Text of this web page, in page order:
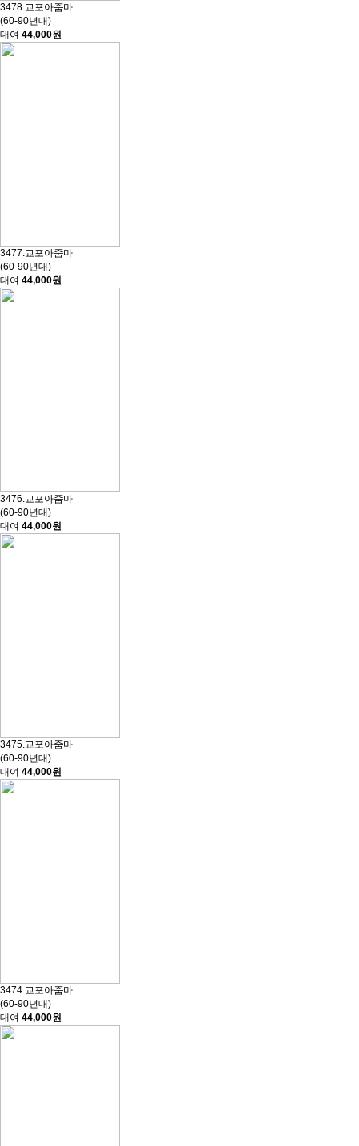
3478.교포아줌마
(60-90년대)
대여 44,000원
3477.교포아줌마
(60-90년대)
대여 44,000원
3476.교포아줌마
(60-90년대)
대여 44,000원
3475.교포아줌마
(60-90년대)
대여 44,000원
3474.교포아줌마
(60-90년대)
대여 44,000원